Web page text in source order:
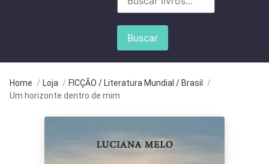
Buscar
Home / Loja / FICÇÃO / Literatura Mundial / Brasil
/
Um horizonte dentro de mim